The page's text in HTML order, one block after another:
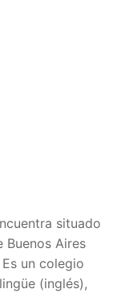
situado
Buenos Aires
Es un colegio
(inglés),